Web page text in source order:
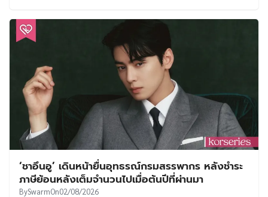
‘ชาอึนอู’ เดินหน้ายื่นอุทธรณ์กรมสรรพากร หลังชำระ
ภาษีย้อนหลังเต็มจำนวนไปเมื่อต้นปีที่ผ่านมา
BySwarmOn02/08/2026